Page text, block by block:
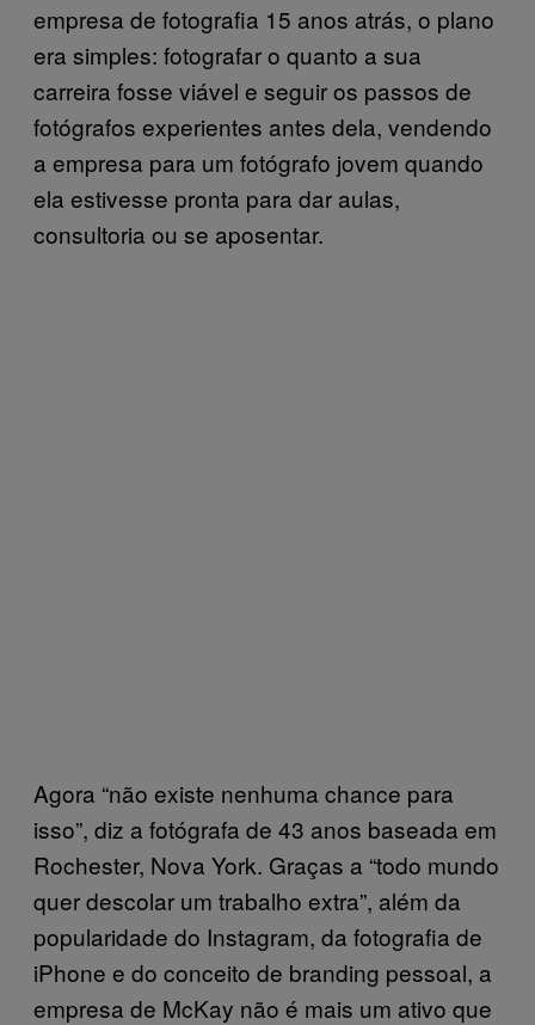
empresa de fotografia 15 anos atrás, o plano
era simples: fotografar o quanto a sua
carreira fosse viável e seguir os passos de
fotógrafos experientes antes dela, vendendo
a empresa para um fotógrafo jovem quando
ela estivesse pronta para dar aulas,
consultoria ou se aposentar.
Agora “não existe nenhuma chance para
isso”, diz a fotógrafa de 43 anos baseada em
Rochester, Nova York. Graças a “todo mundo
quer descolar um trabalho extra”, além da
popularidade do Instagram, da fotografia de
iPhone e do conceito de branding pessoal, a
empresa de McKay não é mais um ativo que